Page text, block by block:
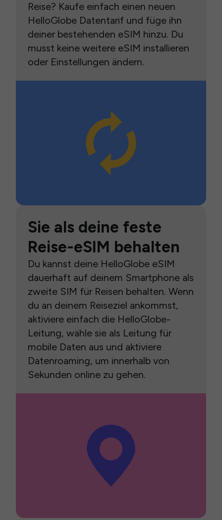
Reise? Kaufe einfach einen neuen
HelloGlobe Datentarif und füge ihn
deiner bestehenden eSIM hinzu. Du
musst keine weitere eSIM installieren
oder Einstellungen ändern.
Sie als deine feste
Reise-eSIM behalten
Du kannst deine HelloGlobe eSIM
dauerhaft auf deinem Smartphone als
zweite SIM für Reisen behalten. Wenn
du an deinem Reiseziel ankommst,
aktiviere einfach die HelloGlobe-
Leitung, wähle sie als Leitung für
mobile Daten aus und aktiviere
Datenroaming, um innerhalb von
Sekunden online zu gehen.